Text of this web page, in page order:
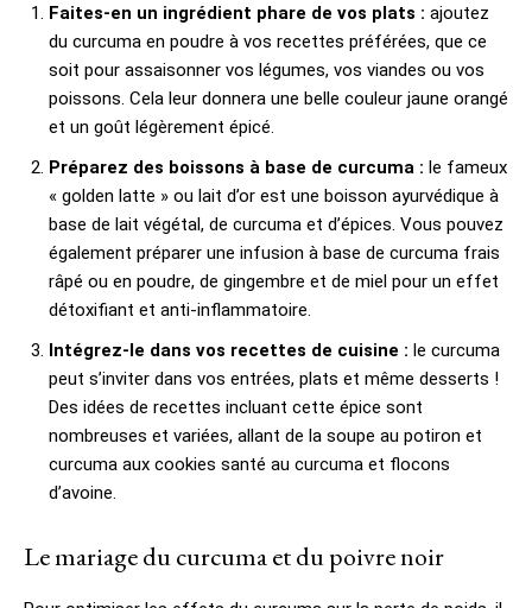
Faites-en un ingrédient phare de vos plats : ajoutez
du curcuma en poudre à vos recettes préférées, que ce
soit pour assaisonner vos légumes, vos viandes ou vos
poissons. Cela leur donnera une belle couleur jaune orangé
et un goût légèrement épicé.
Préparez des boissons à base de curcuma : le fameux
« golden latte » ou lait d’or est une boisson ayurvédique à
base de lait végétal, de curcuma et d’épices. Vous pouvez
également préparer une infusion à base de curcuma frais
râpé ou en poudre, de gingembre et de miel pour un effet
détoxifiant et anti-inflammatoire.
Intégrez-le dans vos recettes de cuisine : le curcuma
peut s’inviter dans vos entrées, plats et même desserts !
Des idées de recettes incluant cette épice sont
nombreuses et variées, allant de la soupe au potiron et
curcuma aux cookies santé au curcuma et flocons
d’avoine.
Le mariage du curcuma et du poivre noir